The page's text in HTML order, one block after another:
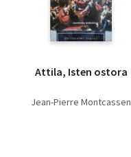
Attila, Isten ostora
Jean-Pierre Montcassen